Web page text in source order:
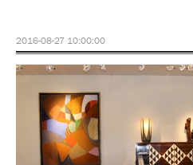
2016-08-27 10:00:00